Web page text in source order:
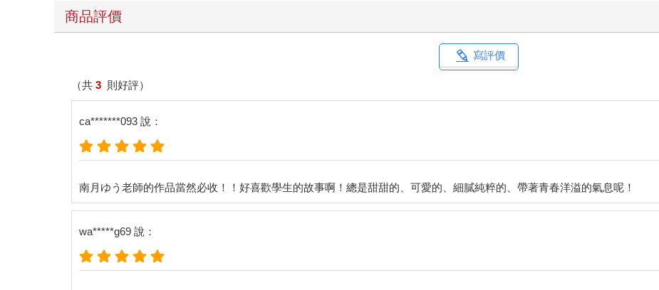
商品評價
寫評價
（共 3 則好評）
ca*******093 說：
wa*****g69 說：